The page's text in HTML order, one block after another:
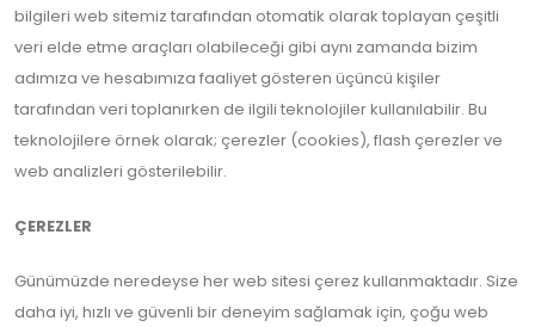
bilgileri web sitemiz tarafından otomatik olarak toplayan çeşitli
veri elde etme araçları olabileceği gibi aynı zamanda bizim
adımıza ve hesabımıza faaliyet gösteren üçüncü kişiler
tarafından veri toplanırken de ilgili teknolojiler kullanılabilir. Bu
teknolojilere örnek olarak; çerezler (cookies), flash çerezler ve
web analizleri gösterilebilir.
ÇEREZLER
Günümüzde neredeyse her web sitesi çerez kullanmaktadır. Size
daha iyi, hızlı ve güvenli bir deneyim sağlamak için, çoğu web